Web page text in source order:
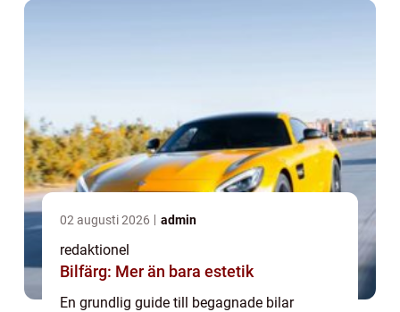
02 augusti 2026 admin
redaktionel
Bilfärg: Mer än bara estetik
En grundlig guide till begagnade bilar